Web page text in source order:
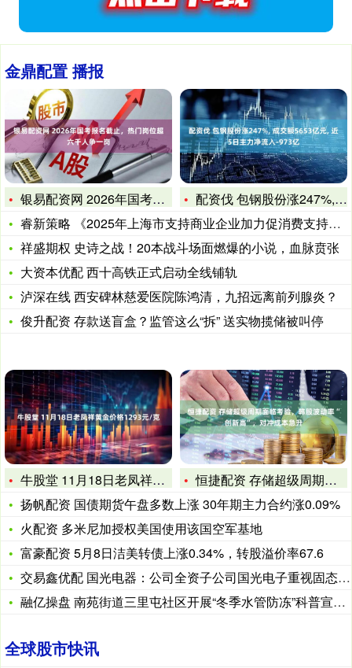
金鼎配置 播报
银易配资网 2026年国考报名截止，热门岗位超六千人争一岗
配资伐 包钢股份涨247%, 成交额5653亿元, 近5日主
睿新策略 《2025年上海市支持商业企业加力促消费支持资金（
祥盛期权 史诗之战！20本战斗场面燃爆的小说，血脉贲张
大资本优配 西十高铁正式启动全线铺轨
泸深在线 西安碑林慈爱医院陈鸿清，九招远离前列腺炎？
俊升配资 存款送盲盒？监管这么“拆” 送实物揽储被叫停
牛股堂 11月18日老凤祥黄金价格1293元/克
恒捷配资 存储超级周期面临考验，韩股波动率“创新高”，对冲成
扬帆配资 国债期货午盘多数上涨 30年期主力合约涨0.09%
火配资 多米尼加授权美国使用该国空军基地
富豪配资 5月8日洁美转债上涨0.34%，转股溢价率67.6
交易鑫优配 国光电器：公司全资子公司国光电子重视固态电池领域
融亿操盘 南苑街道三里屯社区开展“冬季水管防冻”科普宣传活动
全球股市快讯